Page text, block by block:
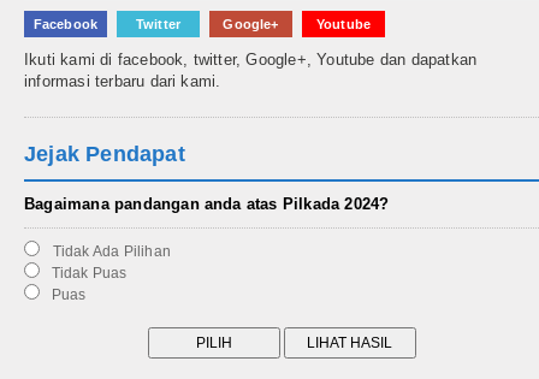
Facebook Twitter Google+ Youtube
Ikuti kami di facebook, twitter, Google+, Youtube dan dapatkan
informasi terbaru dari kami.
Jejak Pendapat
Bagaimana pandangan anda atas Pilkada 2024?
Tidak Ada Pilihan
Tidak Puas
Puas